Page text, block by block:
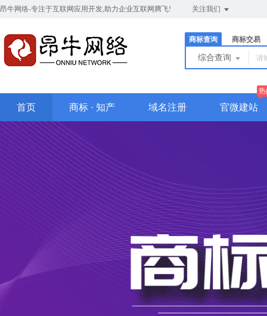
昂牛网络-专注于互联网应用开发,助力企业互联网腾飞! 关注我们
商标查询 商标交易
综合查询
首页 商标 · 知产 域名注册 官微建站